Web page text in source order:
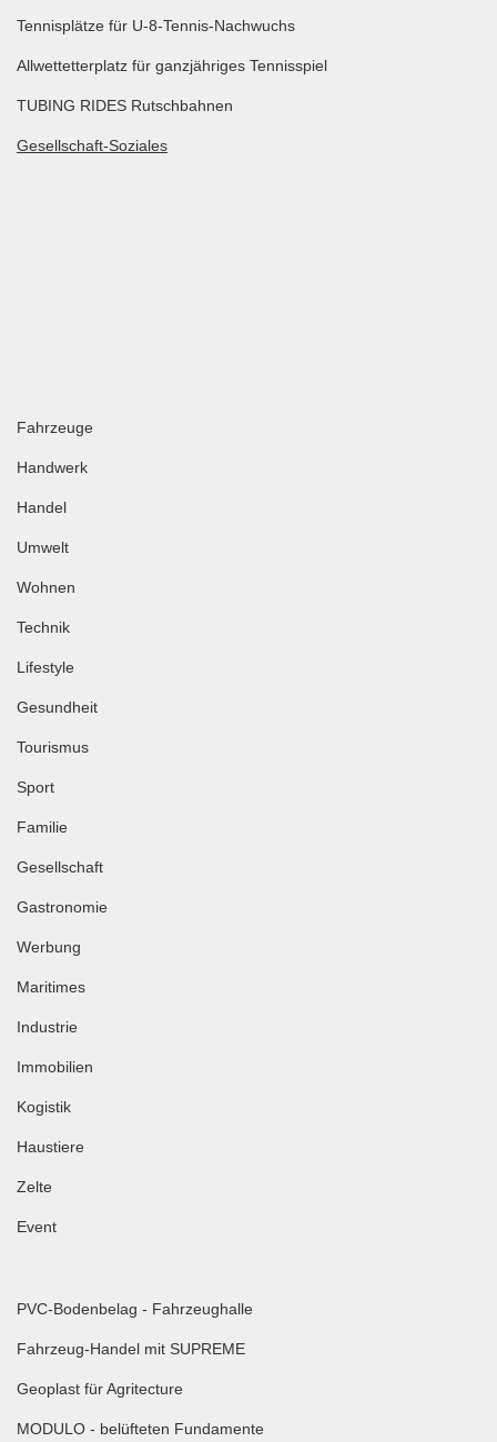
Tennisplätze für U-8-Tennis-Nachwuchs
Allwettetterplatz für ganzjähriges Tennisspiel
TUBING RIDES Rutschbahnen
Gesellschaft-Soziales
Fahrzeuge
Handwerk
Handel
Umwelt
Wohnen
Technik
Lifestyle
Gesundheit
Tourismus
Sport
Familie
Gesellschaft
Gastronomie
Werbung
Maritimes
Industrie
Immobilien
Kogistik
Haustiere
Zelte
Event
PVC-Bodenbelag - Fahrzeughalle
Fahrzeug-Handel mit SUPREME
Geoplast für Agritecture
MODULO - belüfteten Fundamente